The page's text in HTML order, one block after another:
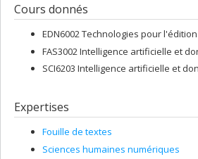
Cours donnés
EDN6002 Technologies pour
FAS3002 Intelligence artificielle et
SCI6203 Intelligence artificielle et
Expertises
Fouille de textes
Sciences humaines numériques